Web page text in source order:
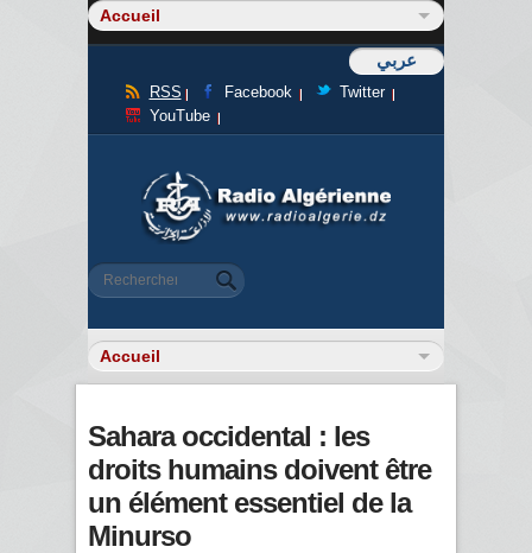
عربي
RSS Facebook
Twitter
YouTube
Formulaire de recherche
Rechercher
Sahara occidental : les
droits humains doivent être
un élément essentiel de la
Minurso